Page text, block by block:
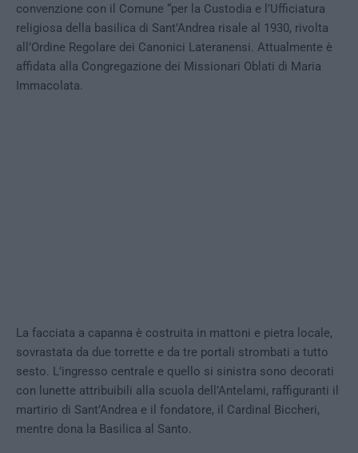
convenzione con il Comune “per la Custodia e l’Ufficiatura
religiosa della basilica di Sant’Andrea risale al 1930, rivolta
all’Ordine Regolare dei Canonici Lateranensi. Attualmente è
affidata alla Congregazione dei Missionari Oblati di Maria
Immacolata.
La facciata a capanna è costruita in mattoni e pietra locale,
sovrastata da due torrette e da tre portali strombati a tutto
sesto. L’ingresso centrale e quello si sinistra sono decorati
con lunette attribuibili alla scuola dell’Antelami, raffiguranti il
martirio di Sant’Andrea e il fondatore, il Cardinal Biccheri,
mentre dona la Basilica al Santo.